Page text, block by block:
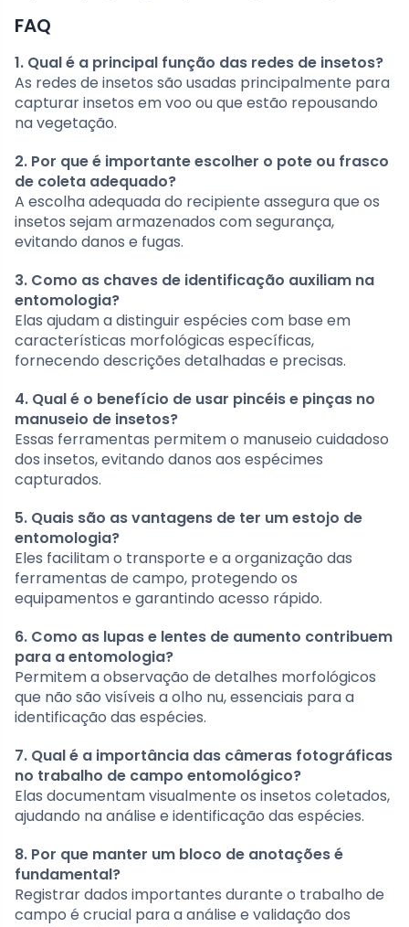
FAQ
1. Qual é a principal função das redes de insetos?
As redes de insetos são usadas principalmente para
capturar insetos em voo ou que estão repousando
na vegetação.
2. Por que é importante escolher o pote ou frasco
de coleta adequado?
A escolha adequada do recipiente assegura que os
insetos sejam armazenados com segurança,
evitando danos e fugas.
3. Como as chaves de identificação auxiliam na
entomologia?
Elas ajudam a distinguir espécies com base em
características morfológicas específicas,
fornecendo descrições detalhadas e precisas.
4. Qual é o benefício de usar pincéis e pinças no
manuseio de insetos?
Essas ferramentas permitem o manuseio cuidadoso
dos insetos, evitando danos aos espécimes
capturados.
5. Quais são as vantagens de ter um estojo de
entomologia?
Eles facilitam o transporte e a organização das
ferramentas de campo, protegendo os
equipamentos e garantindo acesso rápido.
6. Como as lupas e lentes de aumento contribuem
para a entomologia?
Permitem a observação de detalhes morfológicos
que não são visíveis a olho nu, essenciais para a
identificação das espécies.
7. Qual é a importância das câmeras fotográficas
no trabalho de campo entomológico?
Elas documentam visualmente os insetos coletados,
ajudando na análise e identificação das espécies.
8. Por que manter um bloco de anotações é
fundamental?
Registrar dados importantes durante o trabalho de
campo é crucial para a análise e validação dos